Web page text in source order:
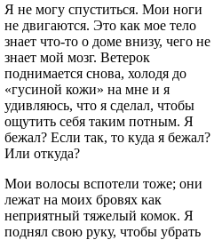
Я не могу спуститься. Мои ноги
не двигаются. Это как мое тело
знает что-то о доме внизу, чего не
знает мой мозг. Ветерок
поднимается снова, холодя до
«гусиной кожи» на мне и я
удивляюсь, что я сделал, чтобы
ощутить себя таким потным. Я
бежал? Если так, то куда я бежал?
Или откуда?
Мои волосы вспотели тоже; они
лежат на моих бровях как
неприятный тяжелый комок. Я
поднял свою руку, чтобы убрать